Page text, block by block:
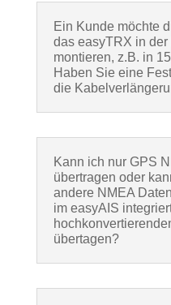
Ein Kunde möchte
das easyTRX in der
montieren, z.B. in
Haben Sie eine
die
Kann ich nur GPS
übertragen oder
andere NMEA
im easyAIS
übertagen?